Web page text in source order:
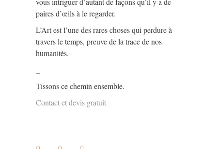
paires d’œils à le regarder.
L’Art est l’une des rares choses qui perdure à
travers le temps, preuve de la trace de nos
humanités.
Tissons ce chemin ensemble.
Contact et devis gratuit